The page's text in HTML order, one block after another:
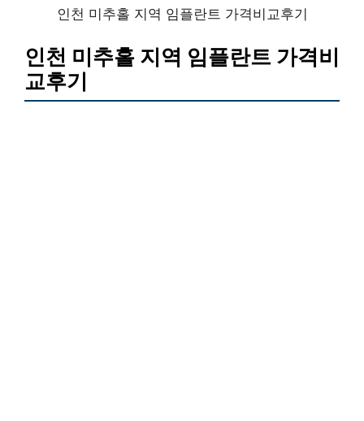
인천 미추홀 지역 임플란트 가격비교후기
인천 미추홀 지역 임플란트 가격비
교후기